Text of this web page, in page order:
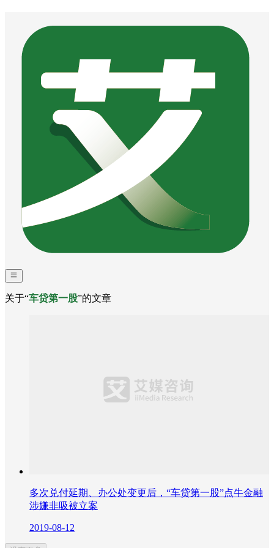
关于“车贷第一股”的文章
多次兑付延期、办公处变更后，“车贷第一股”点牛金融
涉嫌非吸被立案
2019-08-12